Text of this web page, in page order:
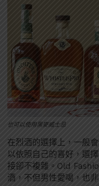
也可以使用黑麥威士忌
在烈酒的選擇上，一般
以依照自己的喜好，選
接卻不複雜。Old
酒，不但男性愛喝，也